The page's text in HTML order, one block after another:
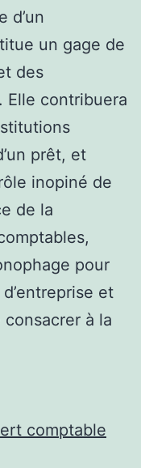
d’un
un gage de
des
Elle contribuera
prêt, et
inopiné de
de la
pour
et
à la
comptable